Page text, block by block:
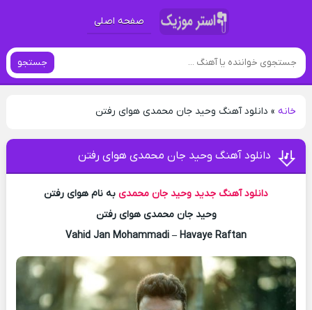
صفحه اصلی
جستجو
خانه» دانلود آهنگ وحید جان محمدی هوای رفتن
دانلود آهنگ وحید جان محمدی هوای رفتن
دانلود آهنگ جدید وحید جان محمدی به نام هوای رفتن
وحید جان محمدی هوای رفتن
Vahid Jan Mohammadi – Havaye Raftan